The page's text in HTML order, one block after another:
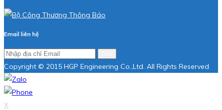
Email liên hệ
Copyright © 2015 HGP Engineering Co.,Ltd. All Rights Reserved
X